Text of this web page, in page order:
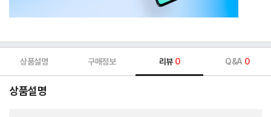
상품설명 구매정보 리뷰 0 Q&A 0
상품설명